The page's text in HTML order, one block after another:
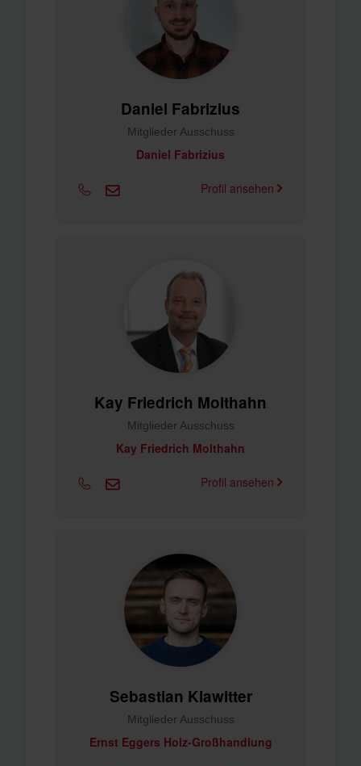
Daniel Fabrizius
Mitglieder Ausschuss
Daniel Fabrizius
Profil ansehen
Kay Friedrich Molthahn
Mitglieder Ausschuss
Kay Friedrich Molthahn
Profil ansehen
Sebastian Klawitter
Mitglieder Ausschuss
Ernst Eggers Holz-Großhandlung